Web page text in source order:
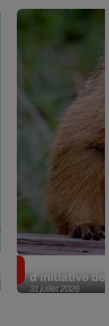
31 juillet 2026
d’initiative